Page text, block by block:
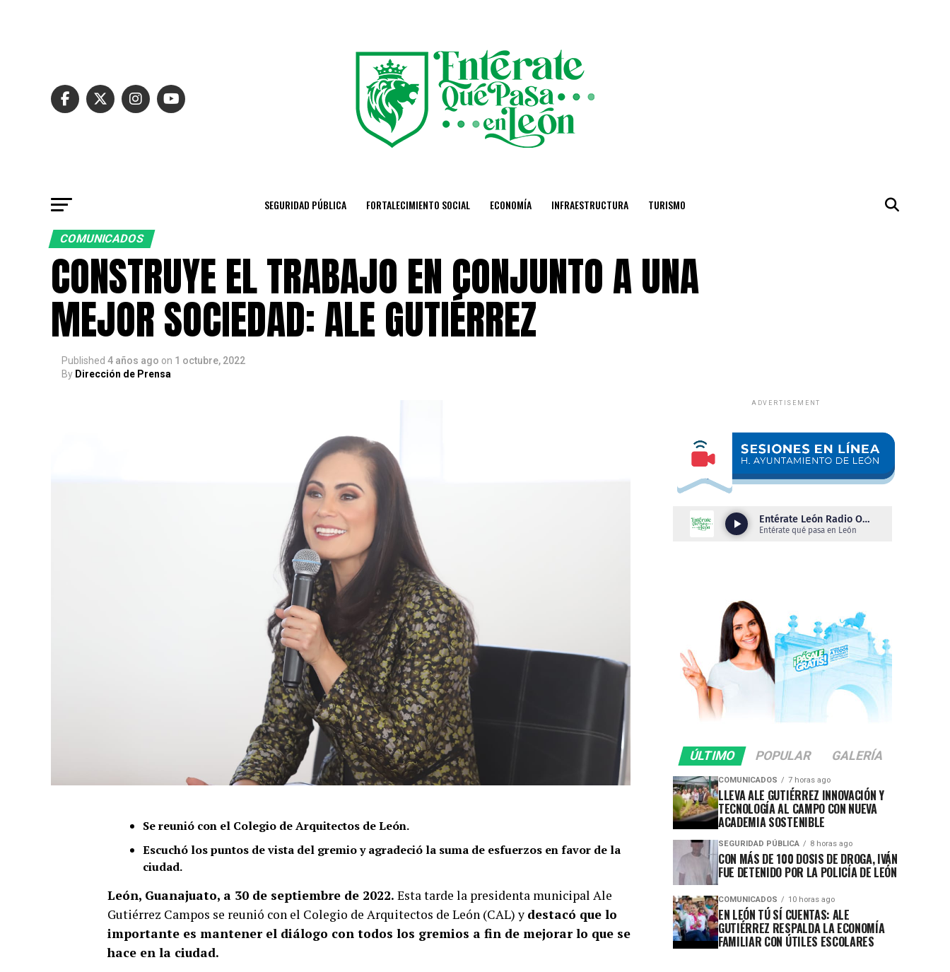
SEGURIDAD PÚBLICA FORTALECIMIENTO SOCIAL ECONOMÍA INFRAESTRUCTURA TURISMO
COMUNICADOS
CONSTRUYE EL TRABAJO EN CONJUNTO A UNA
MEJOR SOCIEDAD: ALE GUTIÉRREZ
Published 4 años ago on 1 octubre, 2022
By Dirección de Prensa
Se reunió con el Colegio de Arquitectos de León.
Escuchó los puntos de vista del gremio y agradeció la suma de esfuerzos en favor de la
ciudad.
León, Guanajuato, a 30 de septiembre de 2022. Esta tarde la presidenta municipal Ale
Gutiérrez Campos se reunió con el Colegio de Arquitectos de León (CAL) y destacó que lo
importante es mantener el diálogo con todos los gremios a fin de mejorar lo que se
hace en la ciudad.
ADVERTISEMENT
ÚLTIMO POPULAR GALERÍA
COMUNICADOS 7 horas ago
LLEVA ALE GUTIÉRREZ INNOVACIÓN Y
TECNOLOGÍA AL CAMPO CON NUEVA
ACADEMIA SOSTENIBLE
SEGURIDAD PÚBLICA 8 horas ago
CON MÁS DE 100 DOSIS DE DROGA, IVÁN
FUE DETENIDO POR LA POLICÍA DE LEÓN
COMUNICADOS 10 horas ago
EN LEÓN TÚ SÍ CUENTAS: ALE
GUTIÉRREZ RESPALDA LA ECONOMÍA
FAMILIAR CON ÚTILES ESCOLARES